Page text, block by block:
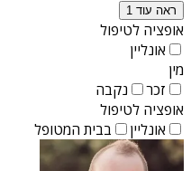
ראה עוד 1
אופציה לטיפול
אונליין
מין
זכר
נקבה
אופציה לטיפול
אונליין
בבית המטופל